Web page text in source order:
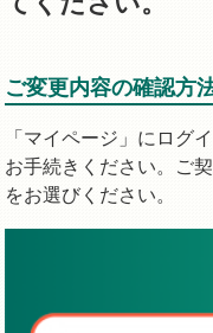
ご変更内容の確認方
「マイページ」にログ
お手続きください。ご
をお選びください。